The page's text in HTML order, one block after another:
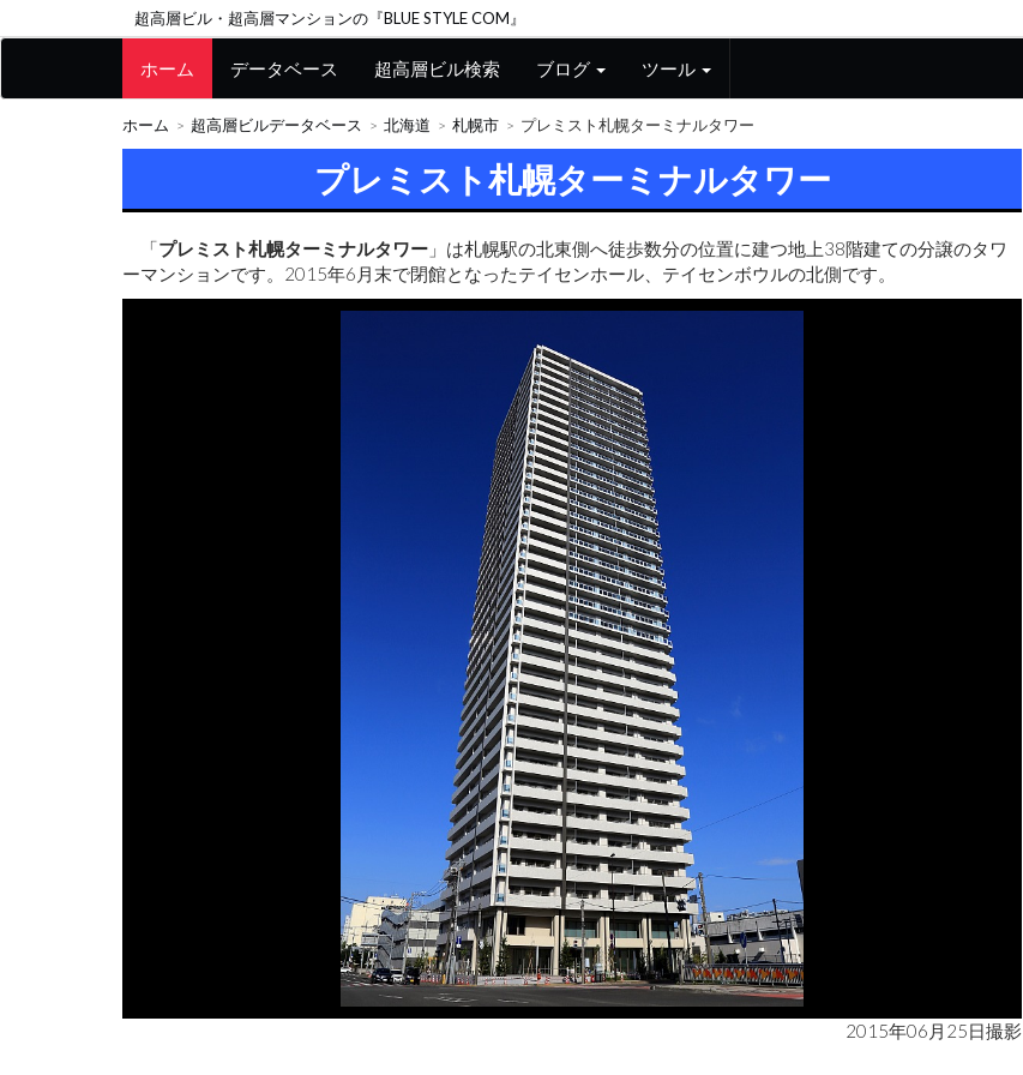
超高層ビル・超高層マンションの『BLUE STYLE COM』
ホーム データベース 超高層ビル検索 ブログ ツール
ホーム 超高層ビルデータベース 北海道 札幌市 プレミスト札幌ターミナルタワー
プレミスト札幌ターミナルタワー
「プレミスト札幌ターミナルタワー 」は札幌駅の北東側へ徒歩数分の位置に建つ地上38階建ての分譲のタワ
ーマンションです。2015年6月末で閉館となったテイセンホール、テイセンボウルの北側です。
2015年06月25日撮影